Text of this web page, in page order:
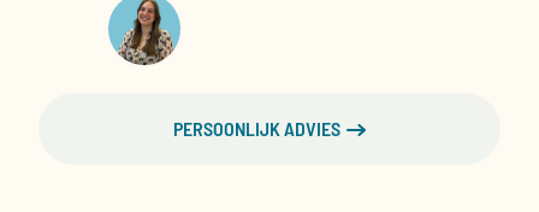
PERSOONLIJK ADVIES